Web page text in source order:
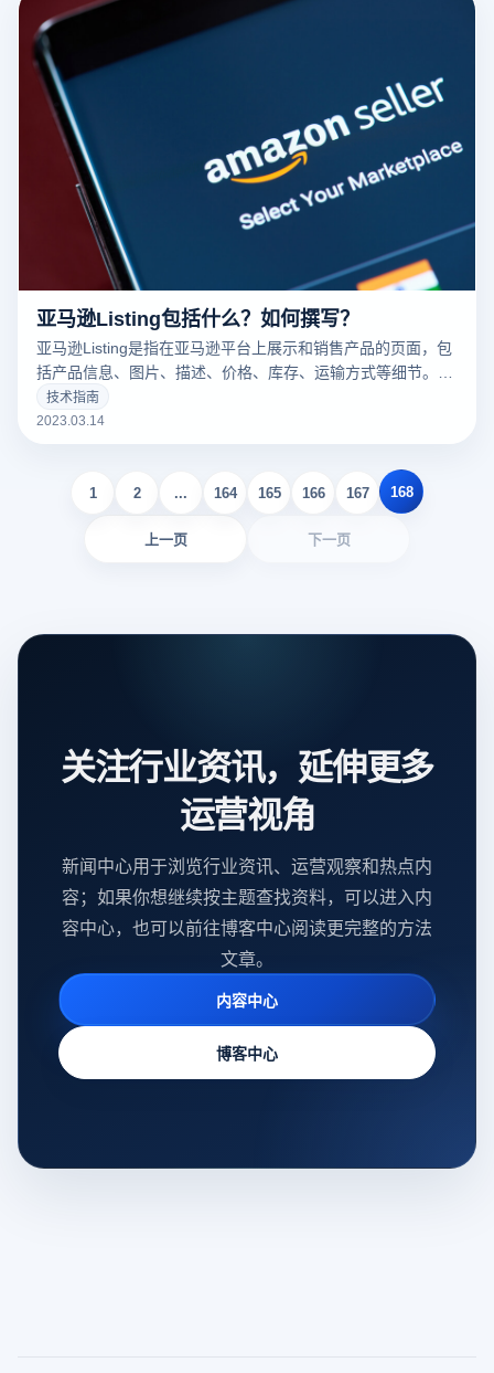
亚马逊Listing包括什么？如何撰写？
亚马逊Listing是指在亚马逊平台上展示和销售产品的页面，包
括产品信息、图片、描述、价格、库存、运输方式等细节。一
个好的亚马逊Listing可以吸引更多的潜在买家，增加销量。以
下云登录指纹浏览器关于亚马逊Listing包括什么？如何撰写？
技术指南
2023.03.14
上一页
1 2 ... 164 165 166 167 168
下一页
关注行业资讯，延伸更多
运营视角
新闻中心用于浏览行业资讯、运营观察和热点内
容；如果你想继续按主题查找资料，可以进入内
容中心，也可以前往博客中心阅读更完整的方法
文章。
内容中心
博客中心